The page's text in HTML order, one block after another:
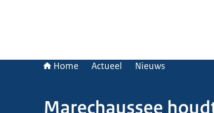
Home Actueel Nieuws
Marechaussee